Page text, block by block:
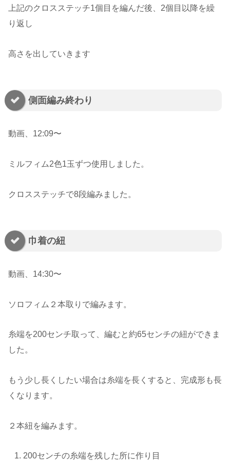
上記のクロスステッチ1個目を編んだ後、2個目以降を繰
り返し
高さを出していきます
側面編み終わり
動画、12:09〜
ミルフィム2色1玉ずつ使用しました。
クロスステッチで8段編みました。
巾着の紐
動画、14:30〜
ソロフィム２本取りで編みます。
糸端を200センチ取って、編むと約65センチの紐ができま
した。
もう少し長くしたい場合は糸端を長くすると、完成形も長
くなります。
２本紐を編みます。
200センチの糸端を残した所に作り目